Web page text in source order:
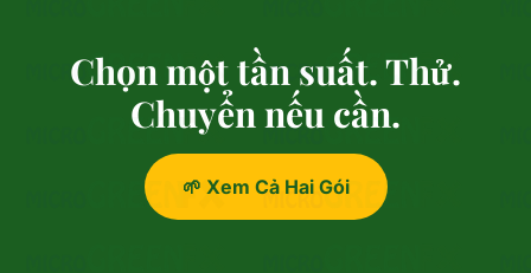
Chọn một tần suất. Thử.
Chuyển nếu cần.
🌱 Xem Cả Hai Gói